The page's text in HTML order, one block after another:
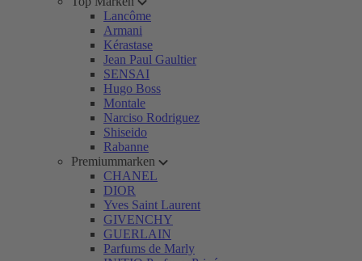
Lancôme
Armani
Kérastase
Jean Paul Gaultier
SENSAI
Hugo Boss
Montale
Narciso Rodriguez
Shiseido
Rabanne
Premiummarken
CHANEL
DIOR
Yves Saint Laurent
GIVENCHY
GUERLAIN
Parfums de Marly